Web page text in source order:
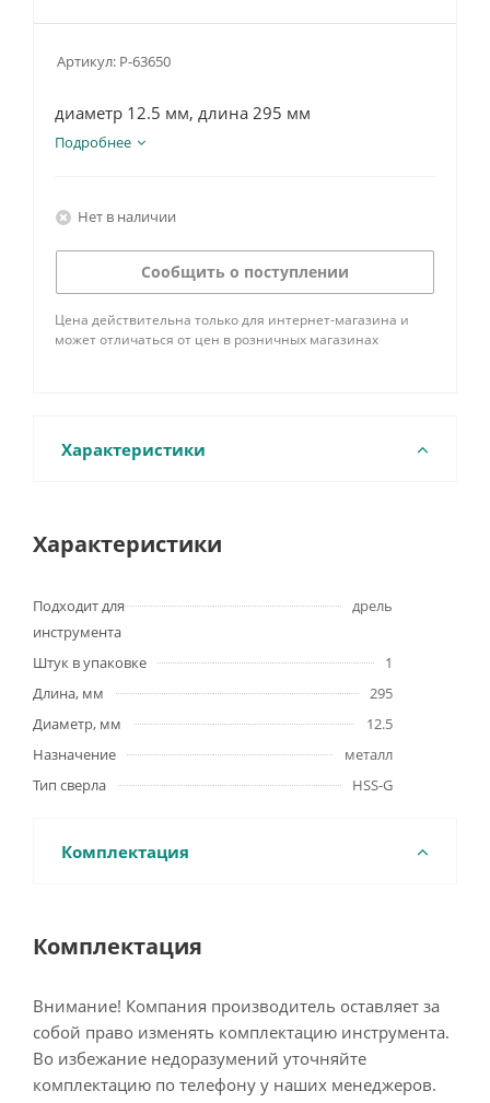
Артикул: P-63650
диаметр 12.5 мм, длина 295 мм
Подробнее
Нет в наличии
Сообщить о поступлении
Цена действительна только для интернет-магазина и
может отличаться от цен в розничных магазинах
Характеристики
Характеристики
Подходит для
инструмента
дрель
Штук в упаковке
1
Длина, мм
295
Диаметр, мм
12.5
Назначение
металл
Тип сверла
HSS-G
Комплектация
Комплектация
Внимание! Компания производитель оставляет за
собой право изменять комплектацию инструмента.
Во избежание недоразумений уточняйте
комплектацию по телефону у наших менеджеров.